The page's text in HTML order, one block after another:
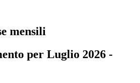
mensili
per Luglio 2026 -